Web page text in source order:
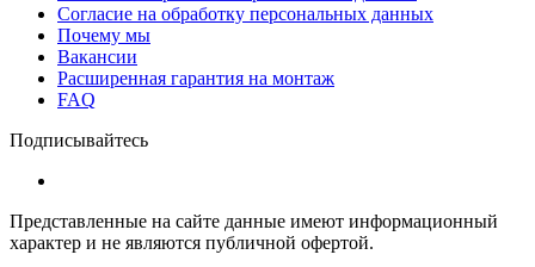
Согласие на обработку персональных данных
Почему мы
Вакансии
Расширенная гарантия на монтаж
FAQ
Подписывайтесь
Представленные на сайте данные имеют информационный
характер и не являются публичной офертой.